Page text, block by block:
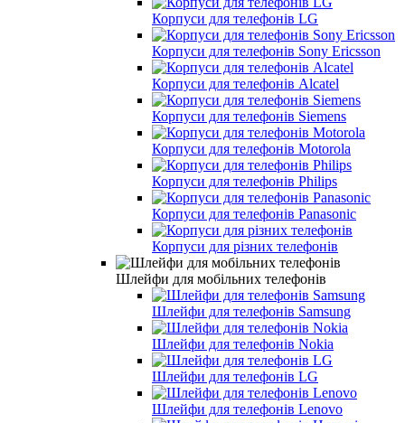
Корпуси для телефонів LG
Корпуси для телефонів Sony Ericsson
Корпуси для телефонів Alcatel
Корпуси для телефонів Siemens
Корпуси для телефонів Motorola
Корпуси для телефонів Philips
Корпуси для телефонів Panasonic
Корпуси для різних телефонів
Шлейфи для мобільних телефонів
Шлейфи для телефонів Samsung
Шлейфи для телефонів Nokia
Шлейфи для телефонів LG
Шлейфи для телефонів Lenovo